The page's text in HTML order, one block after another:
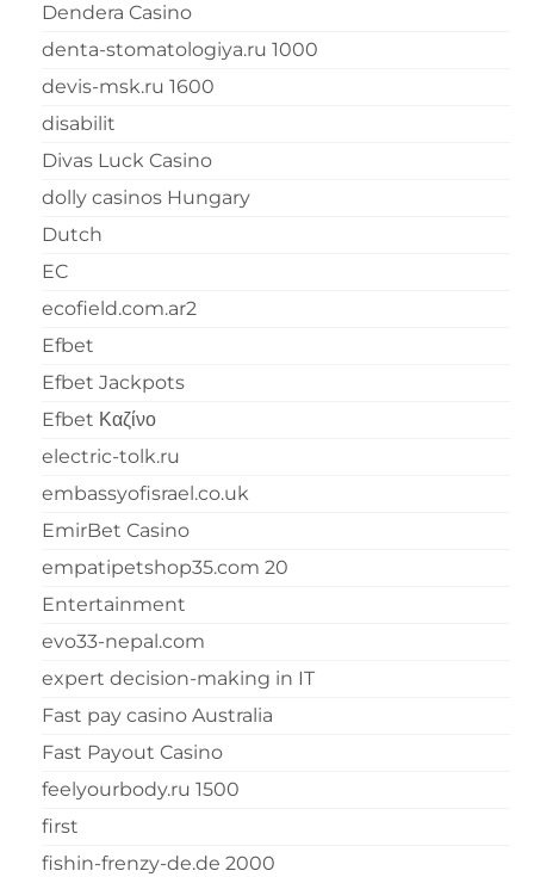
Dendera Casino
denta-stomatologiya.ru 1000
devis-msk.ru 1600
disabilit
Divas Luck Casino
dolly casinos Hungary
Dutch
EC
ecofield.com.ar2
Efbet
Efbet Jackpots
Efbet Καζίνο
electric-tolk.ru
embassyofisrael.co.uk
EmirBet Casino
empatipetshop35.com 20
Entertainment
evo33-nepal.com
expert decision-making in IT
Fast pay casino Australia
Fast Payout Casino
feelyourbody.ru 1500
first
fishin-frenzy-de.de 2000